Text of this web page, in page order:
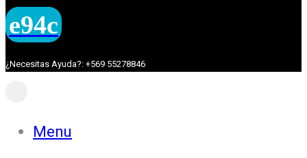
¿Necesitas Ayuda?: +569 55278846
Menu